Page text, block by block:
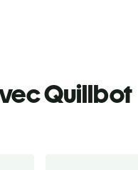
Quillbot